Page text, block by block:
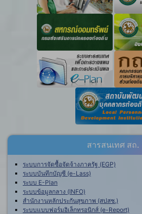
สารสนเทศ สถ.
ระบบการจัดซื้อจัดจ้างภาครัฐ (EGP)
ระบบบันทึกบัญชี (e-Lass)
ระบบ E-Plan
ระบบข้อมูลกลาง (INFO)
สำนักงานหลักประกันสุขภาพ (สปสช.)
ระบบแบบฟอร์มอิเล็กทรอนิกส์ (e-Report)